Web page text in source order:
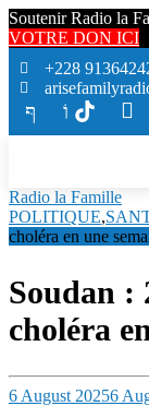
Soutenir Radio la
VOTRE DON ICI
+228
Radio la Famille
POLITIQUE,
choléra en une
Soudan :
choléra
6 August 20256